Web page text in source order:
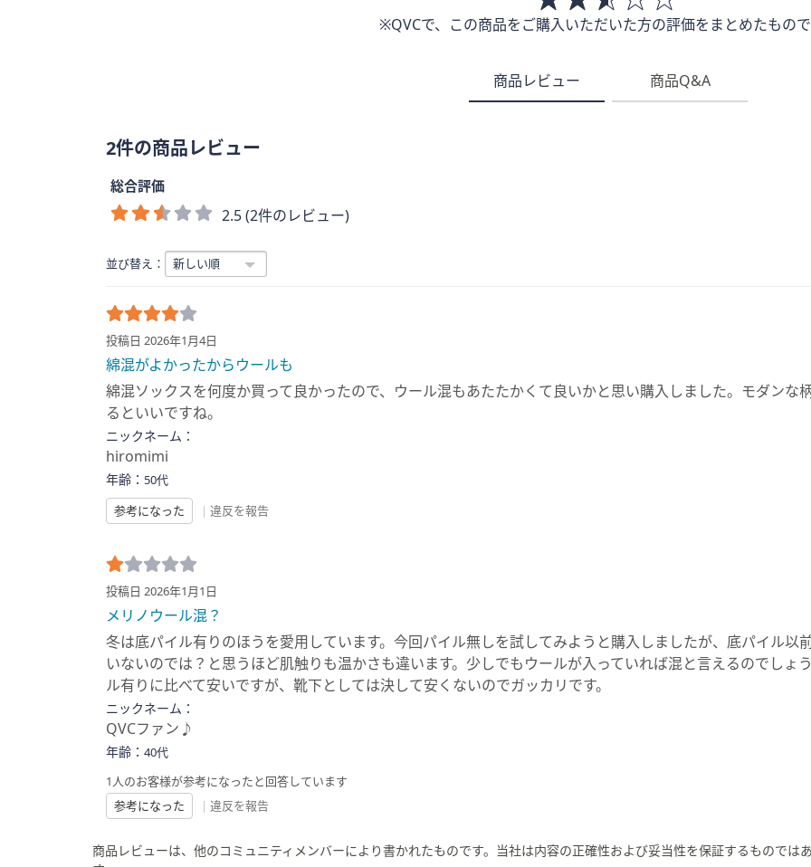
※QVCで、この商品をご購入いただいた方の評価をまとめたもの
商品レビュー 商品Q&A
2件の商品レビュー
総合評価
2.5 (2件のレビュー)
並び替え：
投稿日 2026年1月4日
綿混がよかったからウールも
綿混ソックスを何度か買って良かったので、ウール混もあたたかくて良いかと思い購入しました。モダンな
るといいですね。
ニックネーム：
hiromimi
年齢： 50代
参考になった
| 違反を報告
投稿日 2026年1月1日
メリノウール混？
冬は底パイル有りのほうを愛用しています。今回パイル無しを試してみようと購入しましたが、底パイル以
いないのでは？と思うほど肌触りも温かさも違います。少しでもウールが入っていれば混と言えるのでしょ
ル有りに比べて安いですが、靴下としては決して安くないのでガッカリです。
ニックネーム：
QVCファン♪
年齢： 40代
1人のお客様が参考になったと回答しています
参考になった
| 違反を報告
商品レビューは、他のコミュニティメンバーにより書かれたものです。当社は内容の正確性および妥当性を保証するもので